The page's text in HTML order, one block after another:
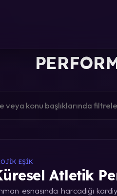
EŞIK
Atletik
esnasında harcadığı